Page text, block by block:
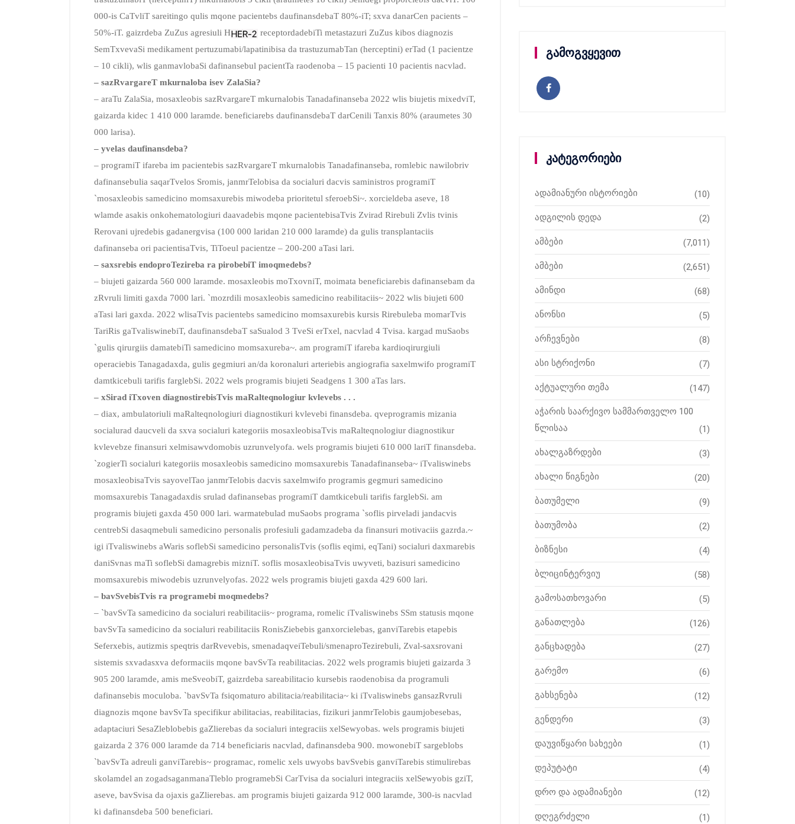
000-is CaTvliT sareitingo qulis mqone pacientebs daufinansdebaT 80%-iT; sxva danarCen pacients –
50%-iT. gaizrdeba ZuZus agresiuli H
receptordadebiTi metastazuri ZuZus kibos diagnozis
SemTxvevaSi medikament pertuzumabi/lapatinibisa da trastuzumabTan (herceptini) erTad (1 pacientze
– 10 cikli), wlis ganmavlobaSi dafinansebul pacientTa raodenoba – 15 pacienti 10 pacientis nacvlad.
– sazRvargareT mkurnaloba isev ZalaSia?
– araTu ZalaSia, mosaxleobis sazRvargareT mkurnalobis Tanadafinanseba 2022 wlis biujetis mixedviT,
gaizarda kidec 1 410 000 laramde. beneficiarebs daufinansdebaT darCenili Tanxis 80% (araumetes 30
000 larisa).
– yvelas daufinansdeba?
– programiT ifareba im pacientebis sazRvargareT mkurnalobis Tanadafinanseba, romlebic nawilobriv
dafinansebulia saqarTvelos Sromis, janmrTelobisa da socialuri dacvis saministros programiT
`mosaxleobis samedicino momsaxurebis miwodeba prioritetul sferoebSi~. xorcieldeba aseve, 18
wlamde asakis onkohematologiuri daavadebis mqone pacientebisaTvis Zvirad Rirebuli Zvlis tvinis
Rerovani ujredebis gadanergvisa (100 000 laridan 210 000 laramde) da gulis transplantaciis
dafinanseba ori pacientisaTvis, TiToeul pacientze – 200-200 aTasi lari.
– saxsrebis endoproTezireba ra pirobebiT imoqmedebs?
– biujeti gaizarda 560 000 laramde. mosaxleobis moTxovniT, moimata beneficiarebis dafinansebam da
zRvruli limiti gaxda 7000 lari. `mozrdili mosaxleobis samedicino reabilitaciis~ 2022 wlis biujeti 600
aTasi lari gaxda. 2022 wlisaTvis pacientebs samedicino momsaxurebis kursis Rirebuleba momarTvis
TariRis gaTvaliswinebiT, daufinansdebaT saSualod 3 TveSi erTxel, nacvlad 4 Tvisa. kargad muSaobs
`gulis qirurgiis damatebiTi samedicino momsaxureba~. am programiT ifareba kardioqirurgiuli
operaciebis Tanagadaxda, gulis gegmiuri an/da koronaluri arteriebis angiografia saxelmwifo programiT
damtkicebuli tarifis farglebSi. 2022 wels programis biujeti Seadgens 1 300 aTas lars.
– xSirad iTxoven diagnostirebisTvis maRalteqnologiur kvlevebs . . .
– diax, ambulatoriuli maRalteqnologiuri diagnostikuri kvlevebi finansdeba. qveprogramis mizania
socialurad daucveli da sxva socialuri kategoriis mosaxleobisaTvis maRalteqnologiur diagnostikur
kvlevebze finansuri xelmisawvdomobis uzrunvelyofa. wels programis biujeti 610 000 lariT finansdeba.
`zogierTi socialuri kategoriis mosaxleobis samedicino momsaxurebis Tanadafinanseba~ iTvaliswinebs
mosaxleobisaTvis sayovelTao janmrTelobis dacvis saxelmwifo programis gegmuri samedicino
momsaxurebis Tanagadaxdis srulad dafinansebas programiT damtkicebuli tarifis farglebSi. am
programis biujeti gaxda 450 000 lari. warmatebulad muSaobs programa `soflis pirveladi jandacvis
centrebSi dasaqmebuli samedicino personalis profesiuli gadamzadeba da finansuri motivaciis gazrda.~
igi iTvaliswinebs aWaris soflebSi samedicino personalisTvis (soflis eqimi, eqTani) socialuri daxmarebis
daniSvnas maTi soflebSi damagrebis mizniT. soflis mosaxleobisaTvis uwyveti, bazisuri samedicino
momsaxurebis miwodebis uzrunvelyofas. 2022 wels programis biujeti gaxda 429 600 lari.
– bavSvebisTvis ra programebi moqmedebs?
– `bavSvTa samedicino da socialuri reabilitaciis~ programa, romelic iTvaliswinebs SSm statusis mqone
bavSvTa samedicino da socialuri reabilitaciis RonisZiebebis ganxorcielebas, ganviTarebis etapebis
Seferxebis, autizmis speqtris darRvevebis, smenadaqveiTebuli/smenaproTezirebuli, Zval-saxsrovani
sistemis sxvadasxva deformaciis mqone bavSvTa reabilitacias. 2022 wels programis biujeti gaizarda 3
905 200 laramde, amis meSveobiT, gaizrdeba sareabilitacio kursebis raodenobisa da programuli
dafinansebis moculoba. `bavSvTa fsiqomaturo abilitacia/reabilitacia~ ki iTvaliswinebs gansazRvruli
diagnozis mqone bavSvTa specifikur abilitacias, reabilitacias, fizikuri janmrTelobis gaumjobesebas,
adaptaciuri SesaZleblobebis gaZlierebas da socialuri integraciis xelSewyobas. wels programis biujeti
gaizarda 2 376 000 laramde da 714 beneficiaris nacvlad, dafinansdeba 900. mowonebiT sargeblobs
`bavSvTa adreuli ganviTarebis~ programac, romelic xels uwyobs bavSvebis ganviTarebis stimulirebas
skolamdel an zogadsaganmanaTleblo programebSi CarTvisa da socialuri integraciis xelSewyobis gziT,
aseve, bavSvisa da ojaxis gaZlierebas. am programis biujeti gaizarda 912 000 laramde, 300-is nacvlad
ki dafinansdeba 500 beneficiari.
გამოგვყევით
კატეგორიები
ადამიანური ისტორიები (10)
ადგილის დედა (2)
ამბები (7,011)
ამბები (2,651)
ამინდი (68)
ანონსი (5)
არჩევნები (8)
ასი სტრიქონი (7)
აქტუალური თემა (147)
აჭარის საარქივო სამმართველო 100
წლისაა
(1)
ახალგაზრდები (3)
ახალი წიგნები (20)
ბათუმელი (9)
ბათუმობა (2)
ბიზნესი (4)
ბლიცინტერვიუ (58)
გამოსათხოვარი (5)
განათლება (126)
განცხადება (27)
გარემო (6)
გახსენება (12)
გენდერი (3)
დაუვიწყარი სახეები (1)
დეპუტატი (4)
დრო და ადამიანები (12)
დღეგრძელი (1)